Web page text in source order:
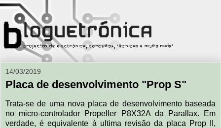
14/03/2019
Placa de desenvolvimento "Prop S"
Trata-se de uma nova placa de desenvolvimento baseada
no micro-controlador Propeller P8X32A da Parallax. Em
verdade, é equivalente à ultima revisão da placa Prop II,